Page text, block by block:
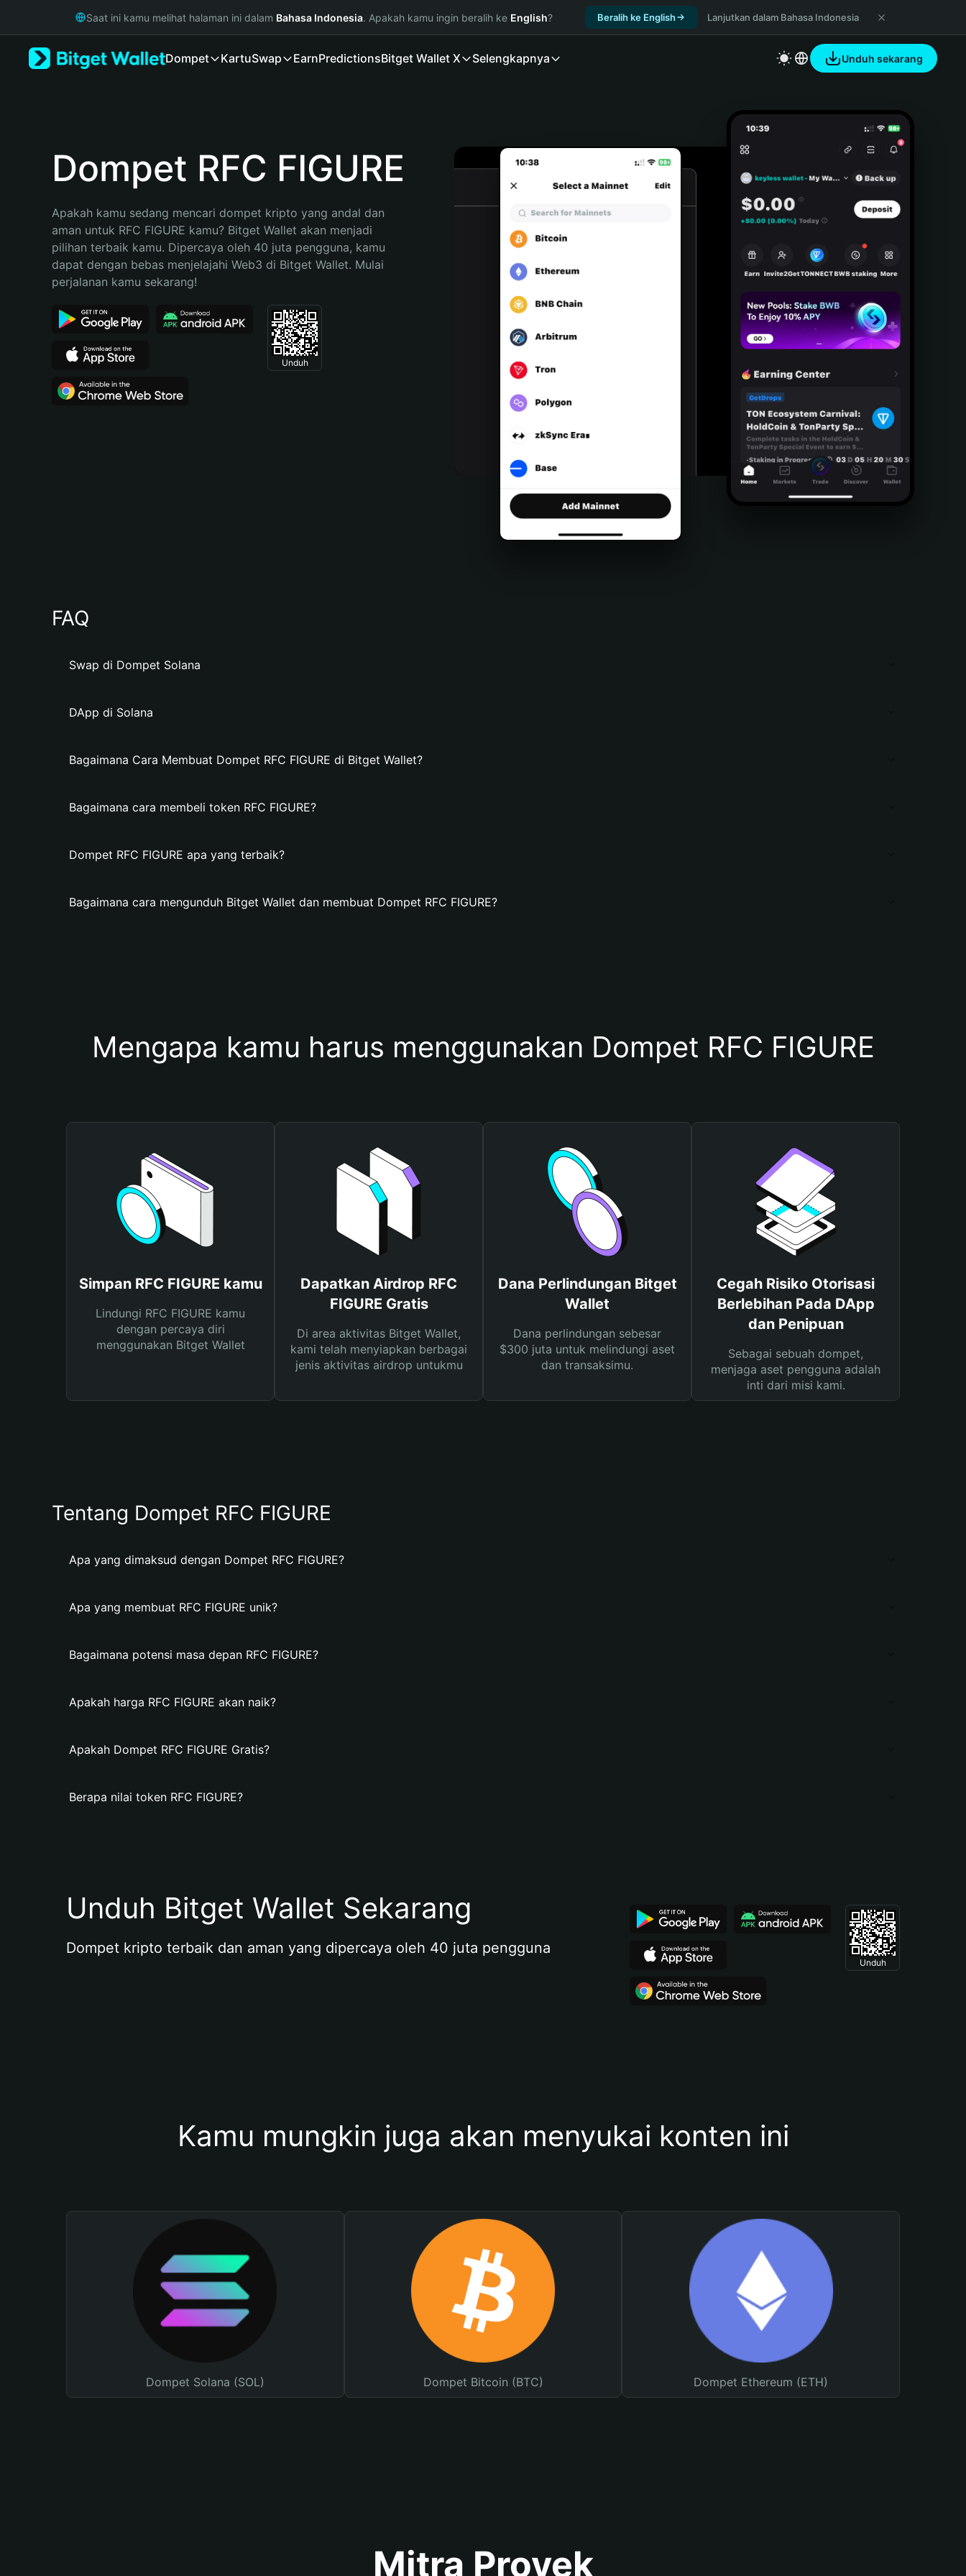
Русский
Bahasa Indonesia
Español (Argentina)
Saat ini kamu melihat halaman ini dalam Bahasa Indonesia. Apakah kamu ingin beralih ke English? Beralih ke English Lanjutkan dalam Bahasa Indonesia
Dompet KartuSwap EarnPredictionsBitget Wallet X Selengkapnya Unduh sekarang
Dompet RFC FIGURE
Apakah kamu sedang mencari dompet kripto yang andal dan
aman untuk RFC FIGURE kamu? Bitget Wallet akan menjadi
pilihan terbaik kamu. Dipercaya oleh 40 juta pengguna, kamu
dapat dengan bebas menjelajahi Web3 di Bitget Wallet. Mulai
perjalanan kamu sekarang!
Unduh
FAQ
Swap di Dompet Solana
DApp di Solana
Bagaimana Cara Membuat Dompet RFC FIGURE di Bitget Wallet?
Bagaimana cara membeli token RFC FIGURE?
Dompet RFC FIGURE apa yang terbaik?
Bagaimana cara mengunduh Bitget Wallet dan membuat Dompet RFC FIGURE?
Mengapa kamu harus menggunakan Dompet RFC FIGURE
Simpan RFC FIGURE kamu
Lindungi RFC FIGURE kamu
dengan percaya diri
menggunakan Bitget Wallet
Dapatkan Airdrop RFC
FIGURE Gratis
Di area aktivitas Bitget Wallet,
kami telah menyiapkan berbagai
jenis aktivitas airdrop untukmu
Dana Perlindungan Bitget
Wallet
Dana perlindungan sebesar
$300 juta untuk melindungi aset
dan transaksimu.
Cegah Risiko Otorisasi
Berlebihan Pada DApp
dan Penipuan
Sebagai sebuah dompet,
menjaga aset pengguna adalah
inti dari misi kami.
Tentang Dompet RFC FIGURE
Apa yang dimaksud dengan Dompet RFC FIGURE?
Apa yang membuat RFC FIGURE unik?
Bagaimana potensi masa depan RFC FIGURE?
Apakah harga RFC FIGURE akan naik?
Apakah Dompet RFC FIGURE Gratis?
Berapa nilai token RFC FIGURE?
Unduh Bitget Wallet Sekarang
Dompet kripto terbaik dan aman yang dipercaya oleh 40 juta pengguna
Unduh
Kamu mungkin juga akan menyukai konten ini
Dompet Solana (SOL) Dompet Bitcoin (BTC) Dompet Ethereum (ETH)
Mitra Proyek